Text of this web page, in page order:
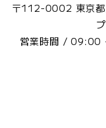
〒112-0002 東京
営業時間 /